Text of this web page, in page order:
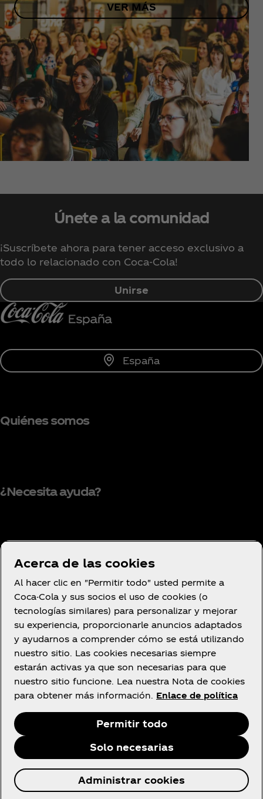
VER MÁS
Únete a la comunidad
¡Suscríbete ahora para tener acceso exclusivo a
todo lo relacionado con Coca‑Cola!
Unirse
España
Quiénes somos
¿Necesita ayuda?
Configuración de cookies
Aviso de cookies
Declaración de Accesibilidad
Facebook
YouTube
Instagram
© 2026 The Coca‑Cola Company. Todos los
derechos reservados.
Acerca de las cookies
Al hacer clic en "Permitir todo" usted permite a
Coca-Cola y sus socios el uso de cookies (o
tecnologías similares) para personalizar y mejorar
su experiencia, proporcionarle anuncios adaptados
y ayudarnos a comprender cómo se está utilizando
nuestro sitio. Las cookies necesarias siempre
estarán activas ya que son necesarias para que
nuestro sitio funcione. Lea nuestra Nota de cookies
para obtener más información. Enlace de política
Permitir todo
Solo necesarias
Administrar cookies